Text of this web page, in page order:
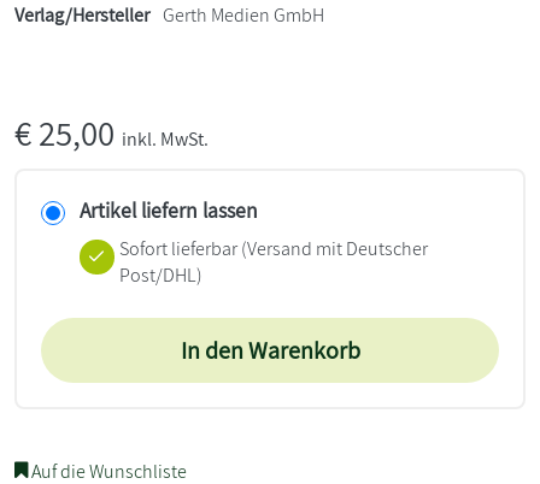
Verlag/Hersteller Gerth Medien GmbH
€25,00 inkl. MwSt.
Artikel liefern lassen
Sofort lieferbar(Versand mit Deutscher
Post/DHL)
In den Warenkorb
Auf die Wunschliste